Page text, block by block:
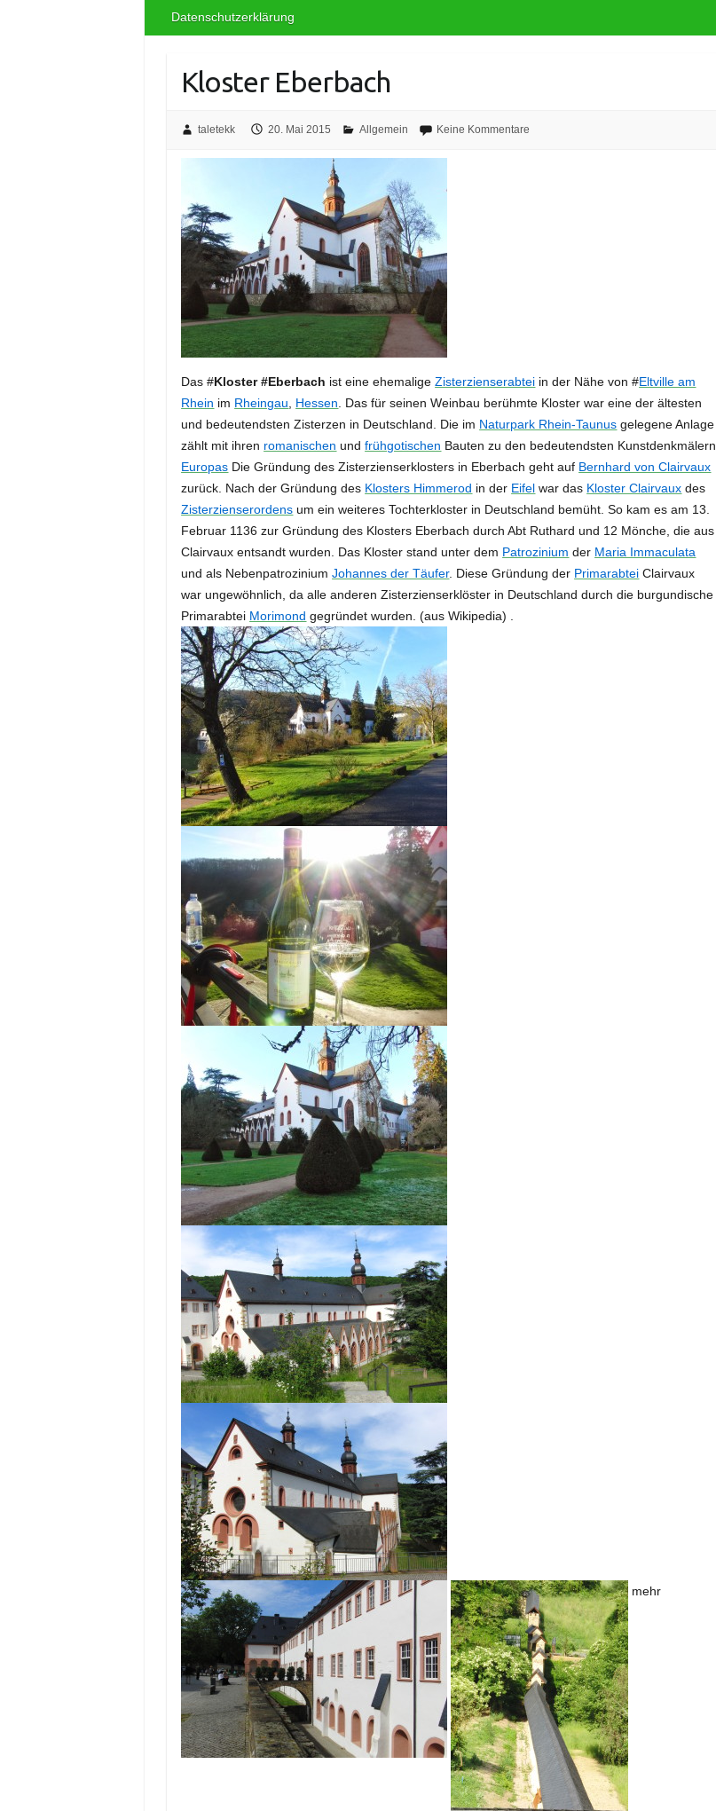
Datenschutzerklärung
Kloster Eberbach
taletekk 20. Mai 2015 Allgemein Keine Kommentare
Das #Kloster #Eberbach ist eine ehemaligeZisterzienserabtei in der Nähe von #Eltville am
Rhein im Rheingau Hessen . Das für seinen Weinbau berühmte Kloster war eine der ältesten
und bedeutendsten Zisterzen in Deutschland. Die im Naturpark Rhein-Taunus gelegene Anlage
zählt mit ihren romanischen undfrühgotischen Bauten zu den bedeutendsten Kunstdenkmälern
Europas Die Gründung des Zisterzienserklosters in Eberbach geht auf Bernhard von Clairvaux
zurück. Nach der Gründung des Klosters Himmerod in der Eifel war das Kloster Clairvaux des
Zisterzienserordens um ein weiteres Tochterkloster in Deutschland bemüht. So kam es am 13.
Februar 1136 zur Gründung des Klosters Eberbach durch Abt Ruthard und 12 Mönche, die aus
Clairvaux entsandt wurden. Das Kloster stand unter dem Patrozinium der Maria Immaculata
und als NebenpatroziniumJohannes der Täufer. Diese Gründung der Primarabtei Clairvaux
war ungewöhnlich, da alle anderen Zisterzienserklöster in Deutschland durch die burgundische
Primarabtei Morimond gegründet wurden. (aus Wikipedia) .
mehr